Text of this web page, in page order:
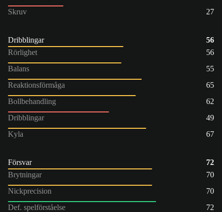
Skruv
27
Dribblingar
56
Rörlighet
56
Balans
55
Reaktionsförmåga
65
Bollbehandling
62
Dribblingar
49
Kyla
67
Försvar
72
Brytningar
70
Nickprecision
70
Def. spelförståelse
72